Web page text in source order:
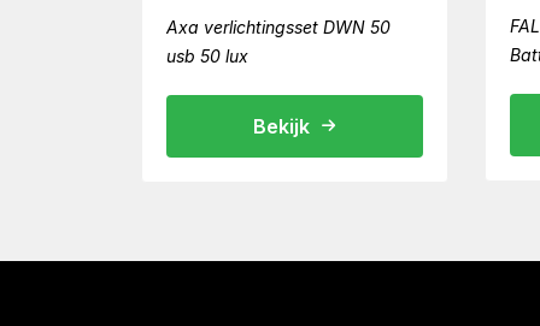
Axa verlichtingsset DWN 50
usb 50 lux
Bekijk